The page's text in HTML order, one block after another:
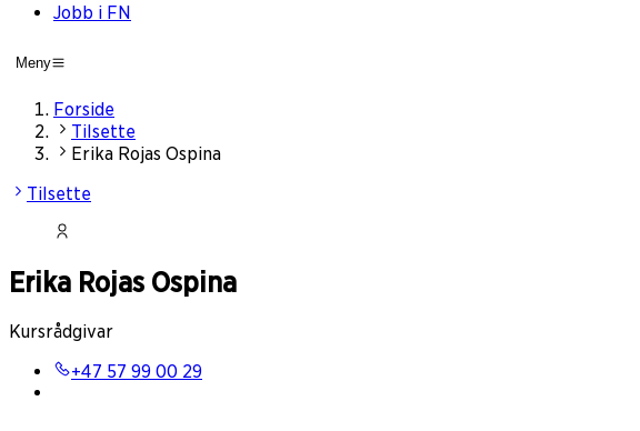
Jobb i FN
Meny
Forside
Tilsette
Erika Rojas Ospina
Tilsette
Erika Rojas Ospina
Kursrådgivar
+47 57 99 00 29